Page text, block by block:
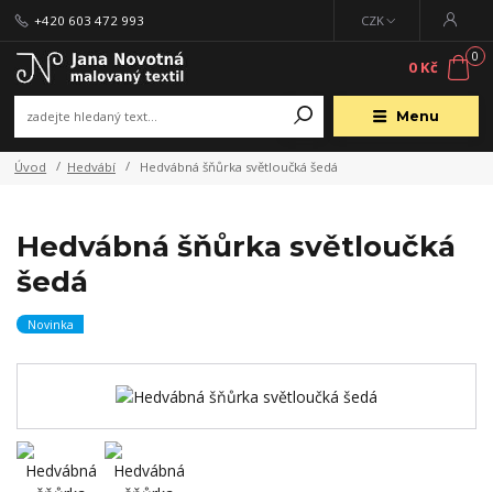
Menu
CZK
+420 603 472 993
0
0 Kč
Úvod Hedvábí Hedvábná šňůrka světloučká šedá
Hedvábná šňůrka světloučká
šedá
Novinka